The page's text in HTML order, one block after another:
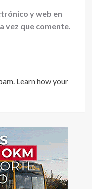
y web en
vez que comente.
Learn how your